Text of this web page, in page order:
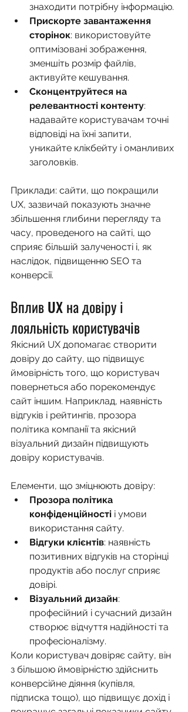
знаходити потрібну інформацію.
Прискорте завантаження
сторінок: використовуйте
оптимізовані зображення,
зменшіть розмір файлів,
активуйте кешування.
Сконцентруйтеся на
релевантності контенту:
надавайте користувачам точні
відповіді на їхні запити,
уникайте клікбейту і оманливих
заголовків.
Приклади: сайти, що покращили
UX, зазвичай показують значне
збільшення глибини перегляду та
часу, проведеного на сайті, що
сприяє більшій залученості і, як
наслідок, підвищенню SEO та
конверсії.
Вплив UX на довіру і
лояльність користувачів
Якісний UX допомагає створити
довіру до сайту, що підвищує
ймовірність того, що користувач
повернеться або порекомендує
сайт іншим. Наприклад, наявність
відгуків і рейтингів, прозора
політика компанії та якісний
візуальний дизайн підвищують
довіру користувачів.
Елементи, що зміцнюють довіру:
Прозора політика
конфіденційності і умови
використання сайту.
Відгуки клієнтів: наявність
позитивних відгуків на сторінці
продуктів або послуг сприяє
довірі.
Візуальний дизайн:
професійний і сучасний дизайн
створює відчуття надійності та
професіоналізму.
Коли користувач довіряє сайту, він
з більшою ймовірністю здійснить
конверсійне діяння (купівля,
підписка тощо), що підвищує дохід і